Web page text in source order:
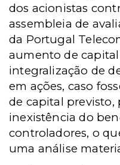
dos acionistas
assembleia de
da Portugal
aumento de capital
integralização de
em ações, caso
de capital previsto,
inexistência do
controladores, o
uma análise